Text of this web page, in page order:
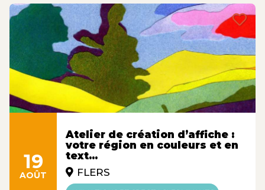
19
AOÛT
Atelier de création d’affiche :
votre région en couleurs et en
text...
FLERS